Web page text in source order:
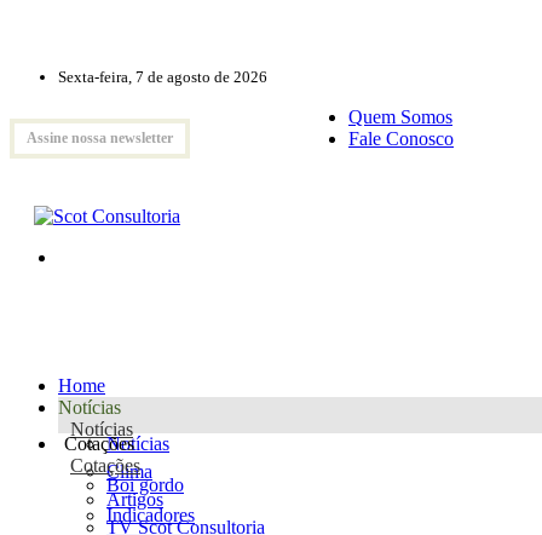
Sexta-feira, 7 de agosto de 2026
Assine nossa newsletter
Quem Somos
Fale Conosco
Home
Notícias
Notícias
Notícias
Clima
Artigos
TV Scot Consultoria
Cotações
Cotações
Boi gordo
Indicadores